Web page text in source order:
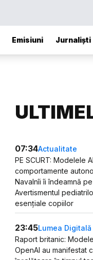
Emisiuni Jurnaliști
07:34Actualitate
PE SCURT: Modelele
comportamente
Navalnîi îi îndeamnă
Avertismentul
esențiale copiilor
23:45Lumea Digitală
Raport britanic:
OpenAI au manifestat